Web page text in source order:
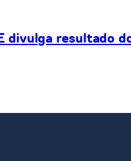
divulga resultado